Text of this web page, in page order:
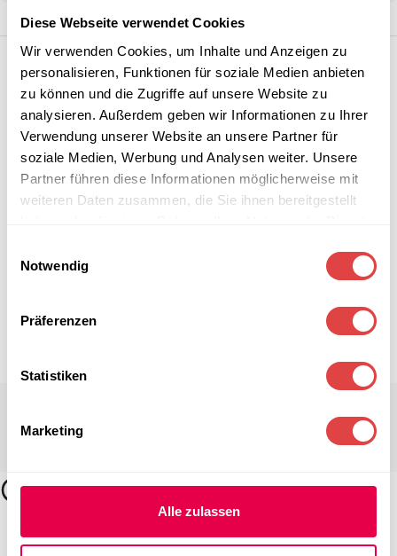
Diese Webseite verwendet Cookies
Wir verwenden Cookies, um Inhalte und Anzeigen zu
personalisieren, Funktionen für soziale Medien anbieten
zu können und die Zugriffe auf unsere Website zu
analysieren. Außerdem geben wir Informationen zu Ihrer
Verwendung unserer Website an unsere Partner für
soziale Medien, Werbung und Analysen weiter. Unsere
Partner führen diese Informationen möglicherweise mit
weiteren Daten zusammen, die Sie ihnen bereitgestellt
Notwendig
Präferenzen
Statistiken
Marketing
Alle zulassen